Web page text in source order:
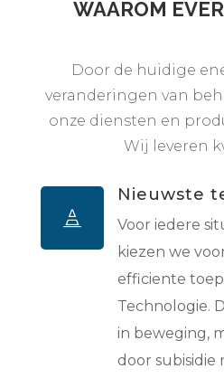
WAAROM
Door de huidige
veranderingen van
onze diensten en
Wij leveren

Nieuwste
Voor iedere
kiezen we
efficiente
Technologie.
in beweging,
door subisidie